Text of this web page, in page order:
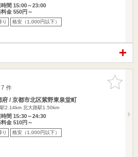
時間 15:00～23:00
料金 550円～
り 格安（1,000円以下）
お気に入
りに追加
件
府 / 京都市北区紫野東泉堂町
2.14km 北大路駅1.50km
時間 15:30～24:30
料金 510円～
り 格安（1,000円以下）